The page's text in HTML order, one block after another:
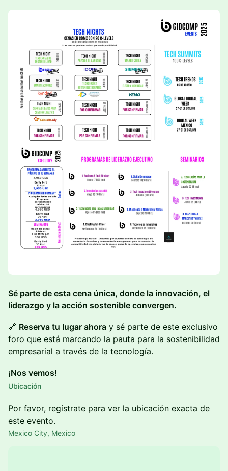
Sé parte de esta cena única, donde la innovación, el
liderazgo y la acción sostenible convergen.
🔗 Reserva tu lugar ahora y sé parte de este exclusivo
foro que está marcando la pauta para la sostenibilidad
empresarial a través de la tecnología.
¡Nos vemos!
Ubicación
Por favor, regístrate para ver la ubicación exacta de
este evento.
Mexico City, Mexico